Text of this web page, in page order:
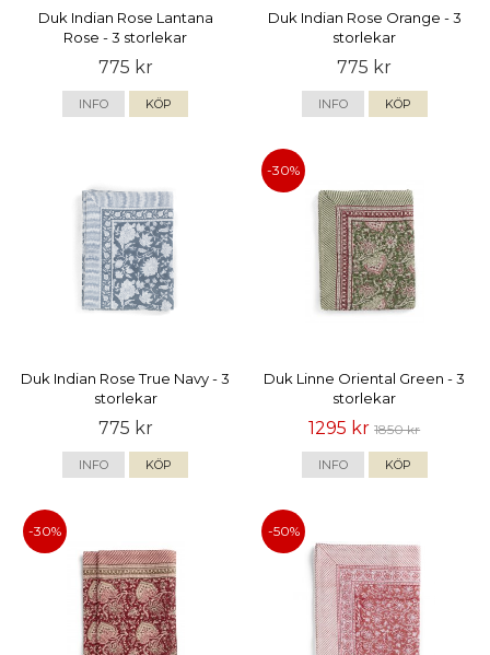
Duk Indian Rose Lantana
Rose - 3 storlekar
775 kr
INFO KÖP
Duk Indian Rose Orange - 3
storlekar
775 kr
INFO KÖP
Duk Indian Rose True Navy - 3
storlekar
775 kr
INFO KÖP
-30%
Duk Linne Oriental Green - 3
storlekar
1295 kr 1850 kr
INFO KÖP
-30% -50%